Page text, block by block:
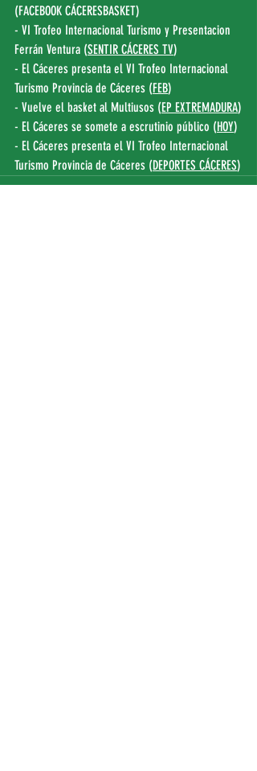
(FACEBOOK CÁCERESBASKET)
- VI Trofeo Internacional Turismo y Presentacion
Ferrán Ventura (SENTIR CÁCERES TV)
- El Cáceres presenta el VI Trofeo Internacional
Turismo Provincia de Cáceres (FEB)
- Vuelve el basket al Multiusos (EP EXTREMADURA)
- El Cáceres se somete a escrutinio público (HOY)
- El Cáceres presenta el VI Trofeo Internacional
Turismo Provincia de Cáceres (DEPORTES CÁCERES)